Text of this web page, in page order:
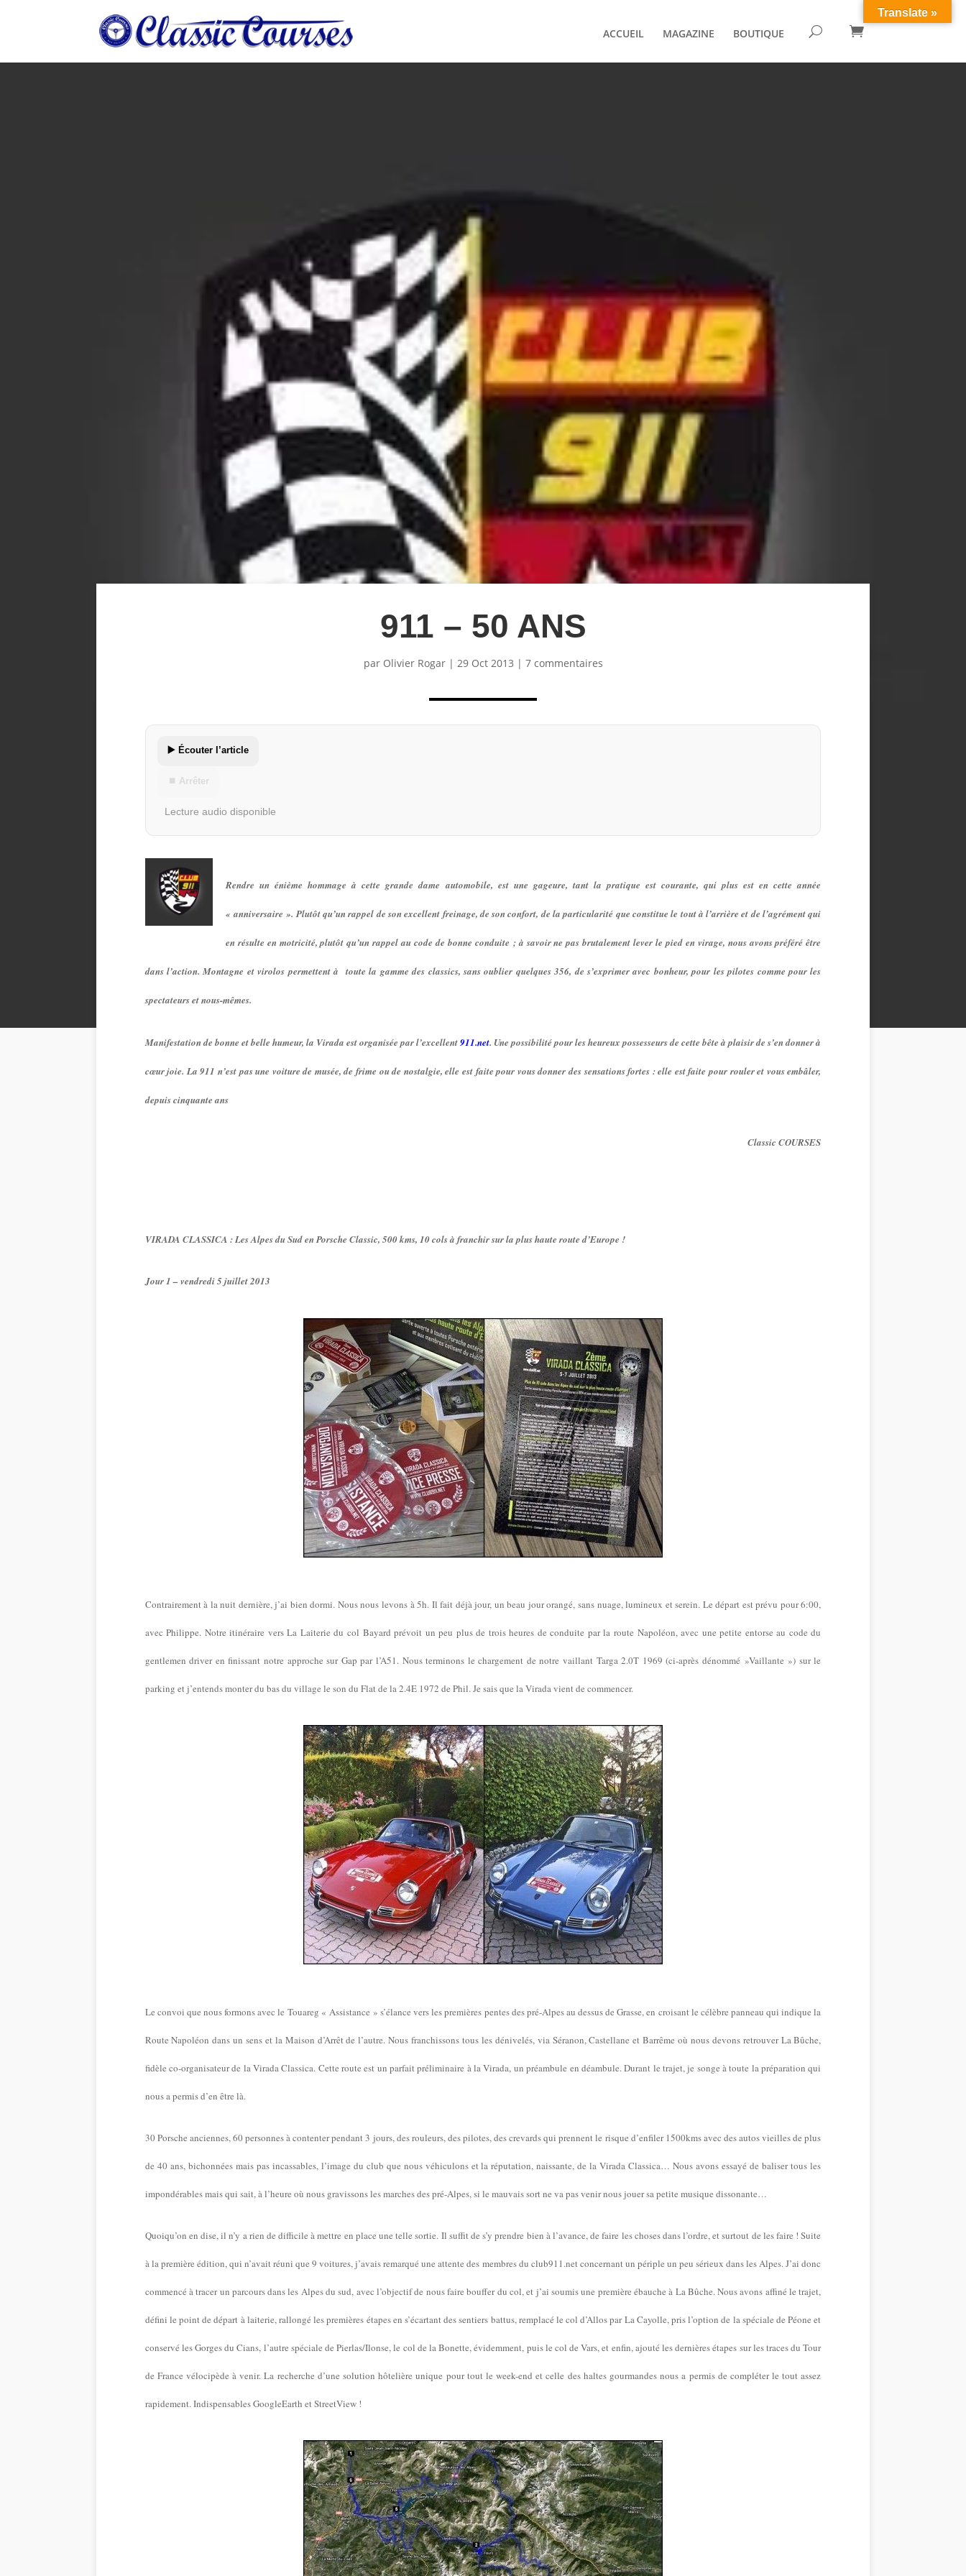
ACCUEIL MAGAZINE BOUTIQUE U 
911 – 50 ANS
par Olivier Rogar| 29 Oct 2013 | 7 commentaires
▶️ Écouter l’article
⏹ Arrêter
Lecture audio disponible
Rendre un énième hommage à cette grande dame automobile, est une gageure, tant la pratique est courante, qui plus est en cette année
« anniversaire ». Plutôt qu’un rappel de son excellent freinage, de son confort, de la particularité que constitue le tout à l’arrière et de l’agrément qui
en résulte en motricité, plutôt qu’un rappel au code de bonne conduite ; à savoir ne pas brutalement lever le pied en virage, nous avons préféré être
dans l’action. Montagne et virolos permettent à toute la gamme des classics, sans oublier quelques 356, de s’exprimer avec bonheur, pour les pilotes comme pour les
spectateurs et nous-mêmes.
Manifestation de bonne et belle humeur, la Virada est organisée par l’excellent911.net. Une possibilité pour les heureux possesseurs de cette bête à plaisir de s’en donner à
cœur joie. La 911 n’est pas une voiture de musée, de frime ou de nostalgie, elle est faite pour vous donner des sensations fortes : elle est faite pour rouler et vous embâler,
depuis cinquante ans
ClassicCOURSES
VIRADA CLASSICA :Les Alpes du Sud en Porsche Classic, 500 kms, 10 cols à franchir sur la plus haute route d’Europe !
Jour 1 – vendredi 5 juillet 2013
Contrairement à la nuit dernière, j’ai bien dormi. Nous nous levons à 5h. Il fait déjà jour, un beau jour orangé, sans nuage, lumineux et serein. Le départ est prévu pour 6:00,
avec Philippe. Notre itinéraire vers La Laiterie du col Bayard prévoit un peu plus de trois heures de conduite par la route Napoléon, avec une petite entorse au code du
gentlemen driver en finissant notre approche sur Gap par l’A51. Nous terminons le chargement de notre vaillant Targa 2.0T 1969 (ci-après dénommé »Vaillante ») sur le
parking et j’entends monter du bas du village le son du Flat de la 2.4E 1972 de Phil. Je sais que la Virada vient de commencer.
Le convoi que nous formons avec le Touareg « Assistance » s’élance vers les premières pentes des pré-Alpes au dessus de Grasse, en croisant le célèbre panneau qui indique la
Route Napoléon dans un sens et la Maison d’Arrêt de l’autre. Nous franchissons tous les dénivelés, via Séranon, Castellane et Barrême où nous devons retrouver La Bûche,
fidèle co-organisateur de la Virada Classica. Cette route est un parfait préliminaire à la Virada, un préambule en déambule. Durant le trajet, je songe à toute la préparation qui
nous a permis d’en être là.
30 Porsche anciennes, 60 personnes à contenter pendant 3 jours, des rouleurs, des pilotes, des crevards qui prennent le risque d’enfiler 1500kms avec des autos vieilles de plus
de 40 ans, bichonnées mais pas incassables, l’image du club que nous véhiculons et la réputation, naissante, de la Virada Classica… Nous avons essayé de baliser tous les
impondérables mais qui sait, à l’heure où nous gravissons les marches des pré-Alpes, si le mauvais sort ne va pas venir nous jouer sa petite musique dissonante…
Quoiqu’on en dise, il n’y a rien de difficile à mettre en place une telle sortie. Il suffit de s’y prendre bien à l’avance, de faire les choses dans l’ordre, et surtout de les faire ! Suite
à la première édition, qui n’avait réuni que 9 voitures, j’avais remarqué une attente des membres du club911.net concernant un périple un peu sérieux dans les Alpes. J’ai donc
commencé à tracer un parcours dans les Alpes du sud, avec l’objectif de nous faire bouffer du col, et j’ai soumis une première ébauche à La Bûche. Nous avons affiné le trajet,
défini le point de départ à laiterie, rallongé les premières étapes en s’écartant des sentiers battus, remplacé le col d’Allos par La Cayolle, pris l’option de la spéciale de Péone et
conservé les Gorges du Cians, l’autre spéciale de Pierlas/Ilonse, le col de la Bonette, évidemment, puis le col de Vars, et enfin, ajouté les dernières étapes sur les traces du Tour
de France vélocipède à venir. La recherche d’une solution hôtelière unique pour tout le week-end et celle des haltes gourmandes nous a permis de compléter le tout assez
rapidement. Indispensables GoogleEarth et StreetView !
Translate »